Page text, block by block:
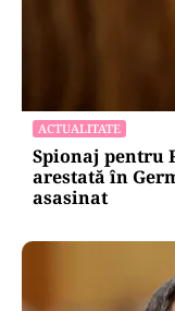
ACTUALITATE
Spionaj pentru
arestată în
asasinat